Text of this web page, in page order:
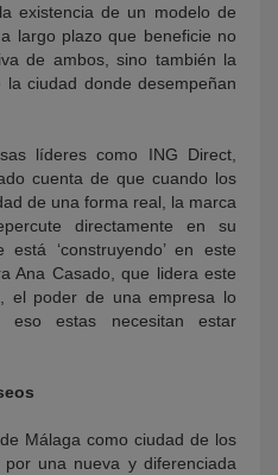
existencia de un modelo de
largo plazo que beneficie no
de ambos, sino también la
ciudad donde desempeñan
líderes como ING Direct,
cuenta de que cuando los
de una forma real, la marca
directamente en su
‘construyendo’ en este
Ana Casado, que lidera este
el poder de una empresa lo
eso estas necesitan estar
Málaga como ciudad de los
una nueva y diferenciada